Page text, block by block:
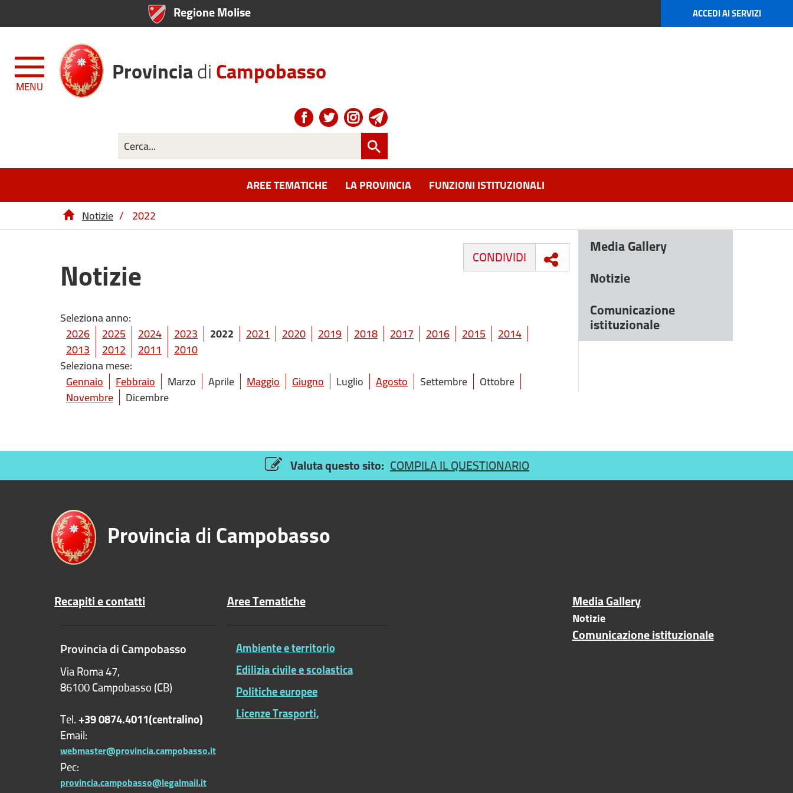
Regione Molise ACCEDI AI SERVIZI
MENU ProvinciadiCampobasso
AREE TEMATICHE LA PROVINCIA
FUNZIONI ISTITUZIONALI
Notizie / 2022
CONDIVIDI
Notizie
Seleziona anno:
2026
2025 2024 2023 2022 2021 2020 2019 2018 2017 2016 2015
2014
2013
2012 2011
2010
Seleziona mese:
Gennaio
Febbraio Marzo Aprile Maggio Giugno Luglio Agosto Settembre
Ottobre
Novembre
Dicembre
Media Gallery
Notizie
Comunicazione
istituzionale
Valuta questo sito: COMPILA IL QUESTIONARIO
ProvinciadiCampobasso
Recapiti e contatti
Provincia di Campobasso
Via Roma 47,
86100 Campobasso (CB)
Tel.+39 0874.4011(centralino)
Email:
webmaster@provincia.campobasso.it
Pec:
provincia.campobasso@legalmail.it
Aree Tematiche
Ambiente e territorio
Edilizia civile e scolastica
Politiche europee
Licenze Trasporti,
Media Gallery
Notizie
Comunicazione istituzionale